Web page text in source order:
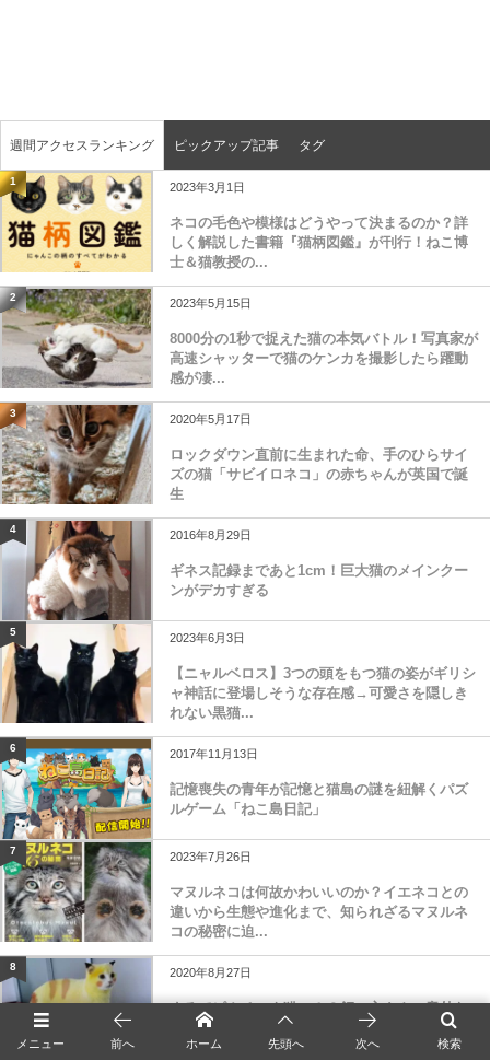
週間アクセスランキング ピックアップ記事 タグ
1 2023年3月1日
ネコの毛色や模様はどうやって決まるのか？詳
しく解説した書籍『猫柄図鑑』が刊行！ねこ博
士＆猫教授の...
2 2023年5月15日
8000分の1秒で捉えた猫の本気バトル！写真家が
高速シャッターで猫のケンカを撮影したら躍動
感が凄...
3 2020年5月17日
ロックダウン直前に生まれた命、手のひらサイ
ズの猫「サビイロネコ」の赤ちゃんが英国で誕
生
4 2016年8月29日
ギネス記録まであと1cm！巨大猫のメインクー
ンがデカすぎる
5 2023年6月3日
【ニャルベロス】3つの頭をもつ猫の姿がギリシ
ャ神話に登場しそうな存在感→可愛さを隠しき
れない黒猫...
6 2017年11月13日
記憶喪失の青年が記憶と猫島の謎を紐解くパズ
ルゲーム「ねこ島日記」
7 2023年7月26日
マヌルネコは何故かわいいのか？イエネコとの
違いから生態や進化まで、知られざるマヌルネ
コの秘密に迫...
8 2020年8月27日
まるでピカチュウ猫…！？飼い主さんの意外な
行動で黄色に染まってしまったタイの猫が話題
メニュー 検索
前へ ホーム 先頭へ 次へ